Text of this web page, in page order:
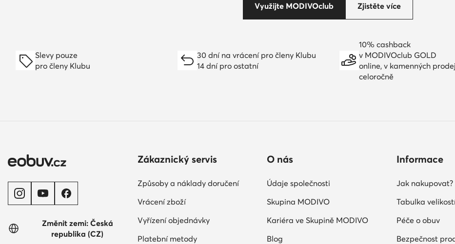
Využijte MODIVOclub Zjistěte více
Slevy pouze
pro členy Klubu
30 dní na vrácení pro členy Klubu
14 dní pro ostatní
10% cashback
v MODIVOclub GOLD
online, v kamenných
celoročně
Změnit zemi: Česká
republika (CZ)
Zákaznický servis
Způsoby a náklady doručení
Vrácení zboží
Vyřízení objednávky
Platební metody
O nás
Údaje společnosti
Skupina MODIVO
Kariéra ve Skupině MODIVO
Blog
Informace
Jak nakupovat?
Tabulka
Péče o obuv
Bezpečnost